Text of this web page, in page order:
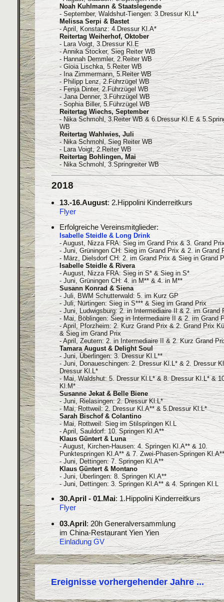
Noah Kuhlmann & Staatslegende
- September, Waldshut-Tiengen: 3.Dressur Kl.L*
Melissa Serpi & Bastet
- April, Konstanz: 4.Dressur Kl.A*
Reitertag Weiherhof, Oktober
- Lara Voigt, 3.Dressur Kl.E
- Annika Stocker, Sieg Reiter WB
- Hannah Demmler, 2.Reiter WB
- Gioia Lischka, 5.Reiter WB
- Ina Zimmermann, 5.Reiter WB
- Philipp Lenz, 2.Führzügel WB
- Fenja Dinter, 2.Führzügel WB
- Jana Denner, 3.Führzügel WB
- Sophia Biller, 5.Führzügel WB
Reitertag Wiechs, September
- Nika Schmohl, 3.Reiter WB & 6.Dressur Kl.E &
WB
Reitertag Wahlwies, Juli
- Nika Schmohl, Sieg Reiter WB
- Lara Voigt, 2.Reiter WB
Reitertag Bohlingen, Mai
- Nika Schmohl, 3.Springreiter WB
2018
13.-16.August: 2.Hippolini Kinderreitkurs
Flyer
Erfolgreiche Vereinsmitglieder:
Isabelle Steidle & Long Drink
- August, Nizza FRA: Sieg im Grand Prix & 3. Grand
- Juni, Grüningen CH: Sieg im Grand Prix & 2. in Grand
- März, Dielsdorf CH: 2. im Grand Prix & Sieg in Grand
Isabelle Steidle & Rivera
- August, Nizza FRA: Sieg in S* & Sieg in S*
- Juni, Grüningen CH: 4. in M** & 4. in M**
Susann Konrad & Siena
- Juli, BWM Schutterwald: 5. im Kurz GP
- Juli, Nürtingen: Sieg in S*** & Sieg im Grand Prix
- Juni, Ludwigsburg: 2. in Intermediaire II & 2. im Grand
- Mai, Böblingen: Sieg in Intermediaire II & 2. im Grand
- April, Pforzheim: 2. Kurz Grand Prix & 2. Grand Prix
& Sieg im Grand Prix
- April, Zeutern: 2. in Intermediaire II & 2. Kurz Grand
Tamara August & Delight Soul
- Juni, Überlingen: 3. Dressur Kl.L**
- Juni, Donaueschingen: 2. Dressur Kl.L* & 2. Dressur
Dressur Kl.L*
- Mai, Waldshut: 5. Dressur Kl.L* & 8. Dressur Kl.L* &
Kl.M*
Susanne Jekat & Belle Biene
- Juni, Rielasingen: 2. Dressur Kl.L*
- Mai, Rottweil: 2. Dressur Kl.A** & 5.Dressur Kl.L*
Sarah Bischof & Colantino
- Mai, Rottweil: Sieg im Stilspringen Kl.L
- April, Sauldorf: 10. Springen Kl.A**
Klaus Güntert & Luna
- August, Kirchen-Hausen: 4. Springen Kl.A** & 10.
Punktespringen Kl.A** & 7. Zwei-Phasen-Springen
- Juni, Dettingen: 7. Springen Kl.A**
Klaus Güntert & Montano
- Juni, Überlingen: 8. Springen Kl.A**
- Juni, Dettingen: 3. Springen Kl.A** & 4. Springen Kl.L
30.April - 01.Mai: 1.Hippolini Kinderreitkurs
Flyer
03.April: 20h Generalversammlung
im China-Restaurant Yien Yien
Einladung GV
Ereignisse vorhergehender Jahre ...